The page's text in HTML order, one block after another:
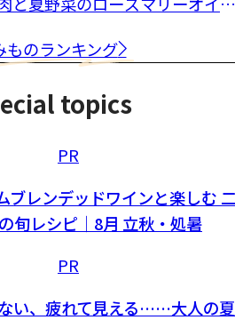
ものランキング
topics
PR
ブレンデッドワインと楽しむ
旬レシピ｜8月 立秋・処暑
PR
い、疲れて見える……大人の夏